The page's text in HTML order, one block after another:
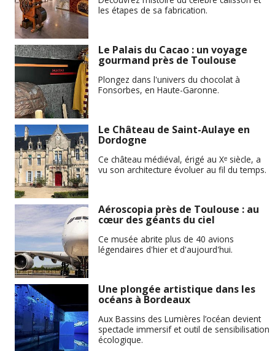
les étapes de sa fabrication.
Le Palais du Cacao : un voyage
gourmand près de Toulouse
Plongez dans l'univers du chocolat à
Fonsorbes, en Haute-Garonne.
Le Château de Saint-Aulaye en
Dordogne
Ce château médiéval, érigé au Xᵉ siècle, a
vu son architecture évoluer au fil du temps.
Aéroscopia près de Toulouse : au
cœur des géants du ciel
Ce musée abrite plus de 40 avions
légendaires d'hier et d'aujourd'hui.
Une plongée artistique dans les
océans à Bordeaux
Aux Bassins des Lumières l’océan devient
spectacle immersif et outil de sensibilisation
écologique.